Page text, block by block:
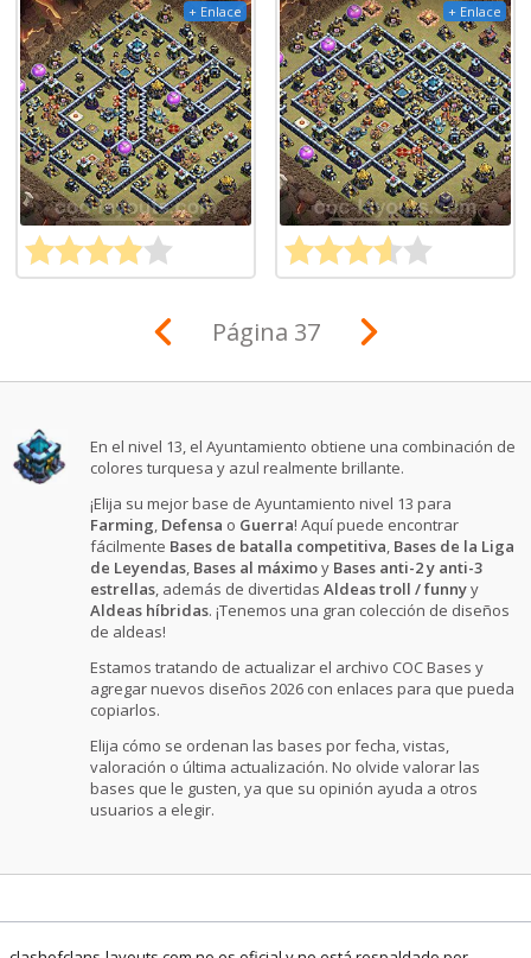
+ Enlace + Enlace
Página 37
En el nivel 13, el Ayuntamiento obtiene una combinación de
colores turquesa y azul realmente brillante.
¡Elija su mejor base de Ayuntamiento nivel 13 para
Farming, Defensa o Guerra! Aquí puede encontrar
fácilmente Bases de batalla competitiva, Bases de la Liga
de Leyendas, Bases al máximoy Bases anti-2 y anti-3
estrellas, además de divertidasAldeas troll / funnyy
Aldeas híbridas. ¡Tenemos una gran colección de diseños
de aldeas!
Estamos tratando de actualizar el archivo COC Bases y
agregar nuevos diseños 2026 con enlaces para que pueda
copiarlos.
Elija cómo se ordenan las bases por fecha, vistas,
valoración o última actualización. No olvide valorar las
bases que le gusten, ya que su opinión ayuda a otros
usuarios a elegir.